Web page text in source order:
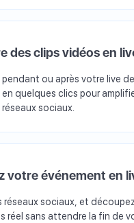
des clips vidéos en
ou après votre live
quelques clics pour
sociaux.
votre événement en
réseaux sociaux, et
réel sans attendre la fin de